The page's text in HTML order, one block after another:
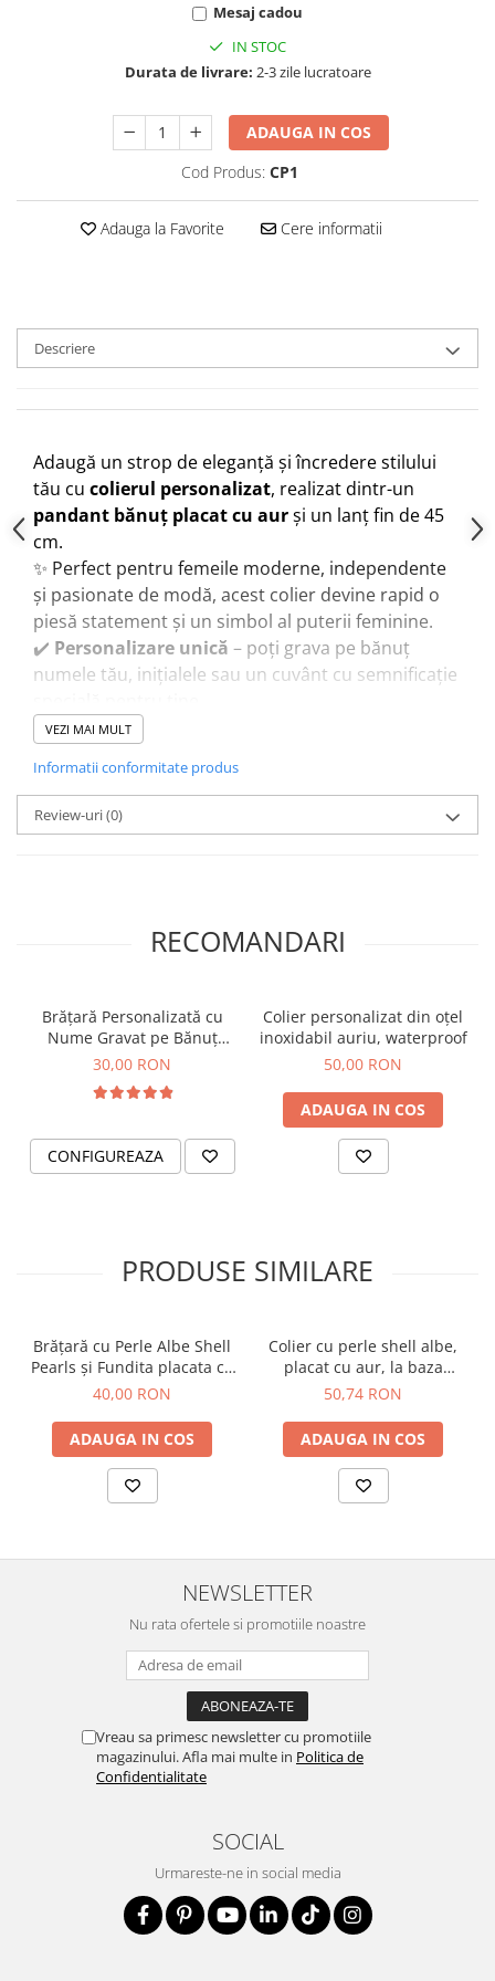
Mesaj cadou
IN STOC
Durata de livrare: 2-3 zile lucratoare
ADAUGA IN COS
Cod Produs: CP1
Adauga la Favorite Cere informatii
Descriere
Adaugă un strop de eleganță și încredere stilului
tău cu colierul personalizat, realizat dintr-un
pandant bănuț placat cu aurși un lanț fin de 45
cm.
✨ Perfect pentru femeile moderne, independente
și pasionate de modă, acest colier devine rapid o
piesă statement și un simbol al puterii feminine.
✔️ Personalizare unică – poți grava pe bănuț
numele tău, inițialele sau un cuvânt cu semnificație
✔️Material de calitate
✔️Cadoul ideal– pentru iubită, prietenă, soră sau
pentru tine însăți, atunci când vrei să îți faci un dar
cu adevărat unic.
VEZI MAI MULT
Informatii conformitate produs
Review-uri(0)
RECOMANDARI
Brățară Personalizată cu
Nume Gravat pe Bănuț
Placat cu Aur
30,00 RON
CONFIGUREAZA
Colier personalizat din oțel
inoxidabil auriu, waterproof
50,00 RON
ADAUGA IN COS
PRODUSE SIMILARE
Brățară cu Perle Albe Shell
Pearls și Fundita placata cu
aur 18K
40,00 RON
ADAUGA IN COS
Colier cu perle shell albe,
placat cu aur, la baza
gatului
50,74 RON
ADAUGA IN COS
NEWSLETTER
Nu rata ofertele si promotiile noastre
Vreau sa primesc newsletter cu promotiile
magazinului. Afla mai multe in Politica de
Confidentialitate
SOCIAL
Urmareste-ne in social media